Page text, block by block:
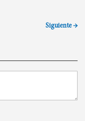
Siguiente →